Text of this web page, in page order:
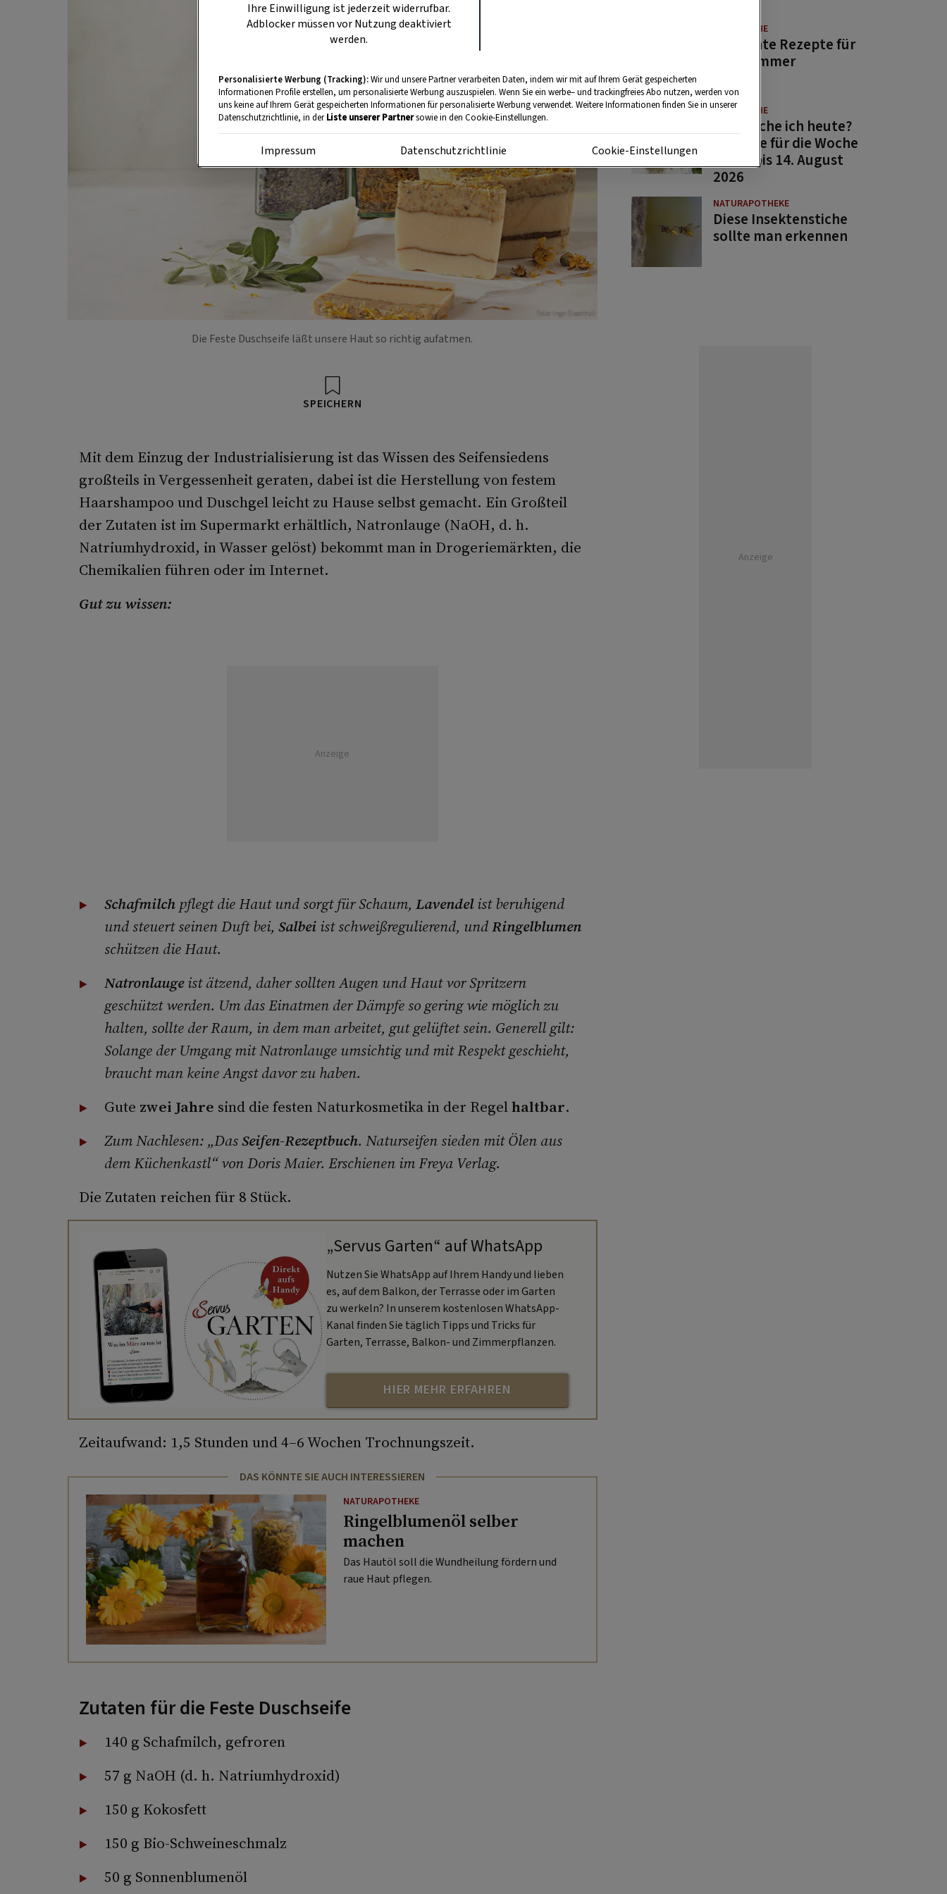
Foto: Ingo Eisenhut
Die Feste Duschseife läßt unsere Haut so richtig aufatmen.
SPEICHERN
Mit dem Einzug der Industrialisierung ist das Wissen des Seifensiedens
großteils in Vergessenheit geraten, dabei ist die Herstellung von festem
Haarshampoo und Duschgel leicht zu Hause selbst gemacht. Ein Großteil
der Zutaten ist im Supermarkt erhältlich, Natronlauge (NaOH, d. h.
Natriumhydroxid, in Wasser gelöst) bekommt man in Drogeriemärkten, die
Chemikalien führen oder im Internet.
Gut zu wissen:
Anzeige
Schafmilchpflegt die Haut und sorgt für Schaum, Lavendelist beruhigend
und steuert seinen Duft bei, Salbeiist schweißregulierend, undRingelblumen
schützen die Haut.
Natronlaugeist ätzend, daher sollten Augen und Haut vor Spritzern
geschützt werden. Um das Einatmen der Dämpfe so gering wie möglich zu
halten, sollte der Raum, in dem man arbeitet, gut gelüftet sein. Generell gilt:
Solange der Umgang mit Natronlauge umsichtig und mit Respekt geschieht,
braucht man keine Angst davor zu haben.
Gute zwei Jahre sind die festen Naturkosmetika in der Regelhaltbar.
Zum Nachlesen: „DasSeifen-Rezeptbuch. Naturseifen sieden mit Ölen aus
dem Küchenkastl“ von Doris Maier. Erschienen im Freya Verlag.
Die Zutaten reichen für 8 Stück.
„Servus Garten“ auf WhatsApp
Nutzen Sie WhatsApp auf Ihrem Handy und lieben
es, auf dem Balkon, der Terrasse oder im Garten
zu werkeln? In unserem kostenlosen WhatsApp-
Kanal finden Sie täglich Tipps und Tricks für
Garten, Terrasse, Balkon- und Zimmerpflanzen.
HIER MEHR ERFAHREN
Zeitaufwand: 1,5 Stunden und 4–6 Wochen Trochnungszeit.
DAS KÖNNTE SIE AUCH INTERESSIEREN
NATURAPOTHEKE
Ringelblumenöl selber
machen
Das Hautöl soll die Wundheilung fördern und
raue Haut pflegen.
Zutaten für die Feste Duschseife
140 g Schafmilch, gefroren
57 g NaOH (d. h. Natriumhydroxid)
150 g Kokosfett
150 g Bio-Schweineschmalz
50 g Sonnenblumenöl
GUTE KÜCHE
11 leichte Rezepte für
den Sommer
GUTE KÜCHE
Was koche ich heute?
Rezepte für die Woche
von 7. bis 14. August
2026
NATURAPOTHEKE
Diese Insektenstiche
sollte man erkennen
Anzeige
Ihre Einwilligung ist jederzeit widerrufbar.
Adblocker müssen vor Nutzung deaktiviert
werden.
Personalisierte Werbung (Tracking):Wir und unsere Partner verarbeiten Daten, indem wir mit auf Ihrem Gerät gespeicherten
Informationen Profile erstellen, um personalisierte Werbung auszuspielen. Wenn Sie ein werbe– und trackingfreies Abo nutzen, werden von
uns keine auf Ihrem Gerät gespeicherten Informationen für personalisierte Werbung verwendet. Weitere Informationen finden Sie in unserer
Datenschutzrichtlinie, in derListe unserer Partnersowie in den Cookie-Einstellungen.
Impressum Datenschutzrichtlinie Cookie-Einstellungen